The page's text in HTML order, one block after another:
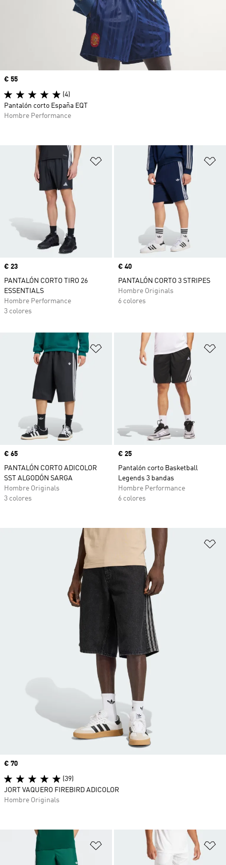
Añadir a la lista de deseos
Precio
€ 23
PANTALÓN CORTO TIRO 26
ESSENTIALS
Hombre Performance
3 colores
Precio
€ 40
PANTALÓN CORTO 3 STRIPES
Hombre Originals
6 colores
Añadir a la lista de deseos
Precio
€ 65
PANTALÓN CORTO ADICOLOR
SST ALGODÓN SARGA
Hombre Originals
3 colores
Precio
€ 25
Pantalón corto Basketball
Legends 3 bandas
Hombre Performance
6 colores
Añadir a la lista de deseos
Precio
€ 55
(4)
Pantalón corto España EQT
Hombre Performance
Precio
€ 70
(39)
JORT VAQUERO FIREBIRD ADICOLOR
Hombre Originals